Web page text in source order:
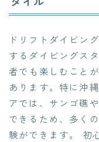
ドリフトダイビン
するダイビングス
者でも楽しむこと
あります。特に沖
アでは、サンゴ礁
できるため、多く
験ができます。 初